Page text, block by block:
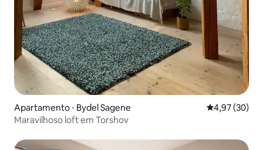
Apartamento ⋅ Bydel Sagene 4,97 de uma
4,97 (30)
Maravilhoso loft em Torshov